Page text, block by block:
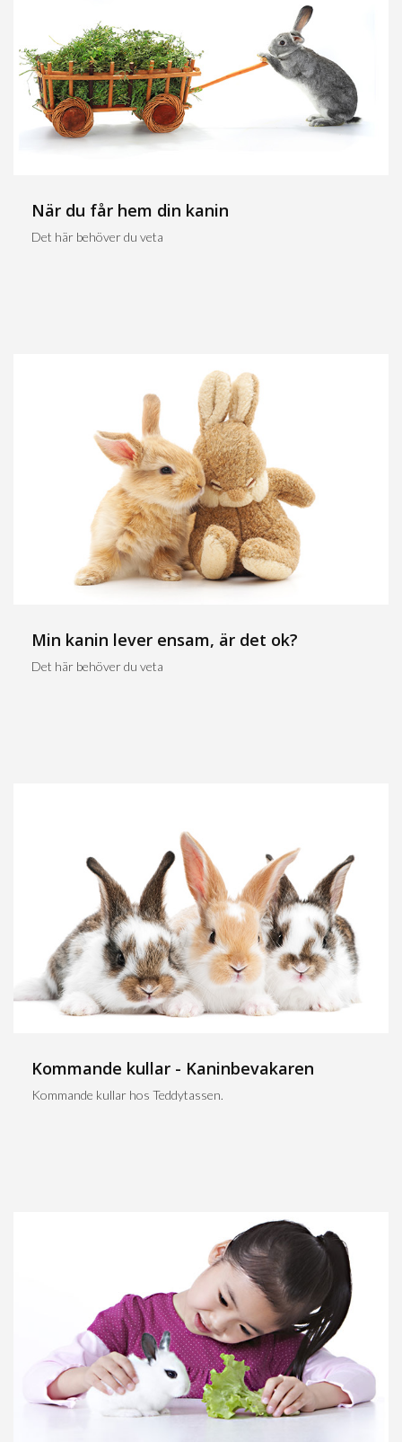
När du får hem din kanin
Det här behöver du veta
Min kanin lever ensam, är det ok?
Det här behöver du veta
Kommande kullar - Kaninbevakaren
Kommande kullar hos Teddytassen.